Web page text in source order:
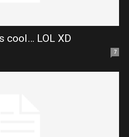
cool… LOL XD
7